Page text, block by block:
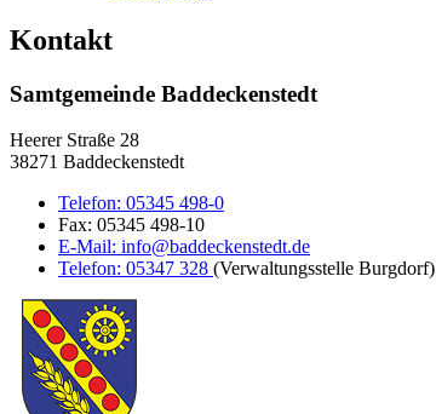
Kontakt
Samtgemeinde Baddeckenstedt
Heerer Straße 28
38271 Baddeckenstedt
Telefon: 05345 498-0
Fax: 05345 498-10
E-Mail: info@baddeckenstedt.de
Telefon: 05347 328 (Verwaltungsstelle Burgdorf)